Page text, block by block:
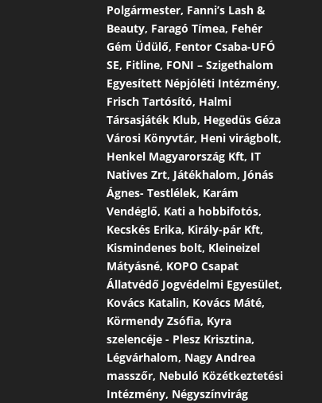
Polgármester, Fanni’s Lash &
Beauty, Faragó Tímea, Fehér
Gém Üdülő, Fentor Csaba-UFÓ
SE, Fitline, FONI – Szigethalom
Egyesített Népjóléti Intézmény,
Frisch Tartósító, Halmi
Társasjáték Klub, Hegedüs Géza
Városi Könyvtár, Heni virágbolt,
Henkel Magyarország Kft, IT
Natives Zrt, Játékhalom, Jónás
Ágnes- Testlélek, Karám
Vendéglő, Kati a hobbifotós,
Kecskés Erika, Király-pár Kft,
Kismindenes bolt, Kleineizel
Mátyásné, KOPO Csapat
Állatvédő Jogvédelmi Egyesület,
Kovács Katalin, Kovács Máté,
Körmendy Zsófia, Kyra
szelencéje - Plesz Krisztina,
Légvárhalom, Nagy Andrea
masszőr, Nebuló Közétkeztetési
Intézmény, Négyszínvirág